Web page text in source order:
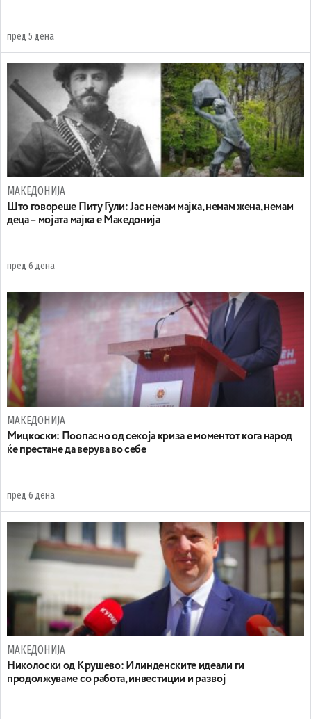
пред 5 дена
МАКЕДОНИЈА
Што говореше Питу Гули: Јас немам мајка, немам жена, немам
деца – мојата мајка е Македонија
пред 6 дена
МАКЕДОНИЈА
Мицкоски: Поопасно од секоја криза е моментот кога народ
ќе престане да верува во себе
пред 6 дена
МАКЕДОНИЈА
Николоски од Крушево: Илинденските идеали ги
продолжуваме со работа, инвестиции и развој